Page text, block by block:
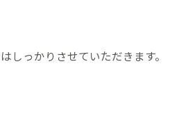
しっかりさせていただきます。